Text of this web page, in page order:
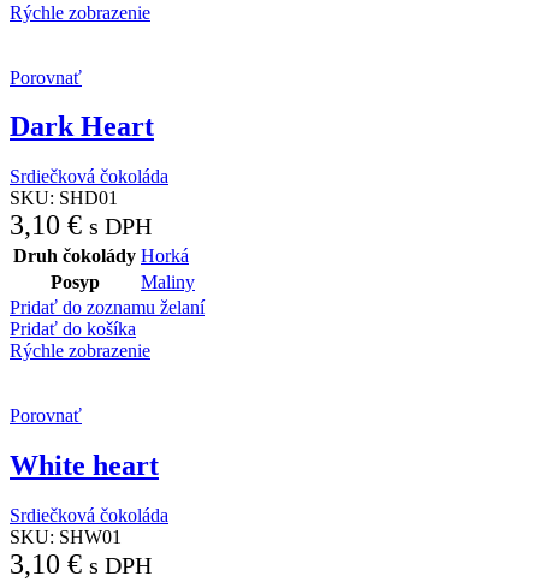
Rýchle zobrazenie
Porovnať
Dark Heart
Srdiečková čokoláda
SKU: SHD01
3,10 € s DPH
Druh čokolády Horká
Posyp
Maliny
Pridať do zoznamu želaní
Pridať do košíka
Rýchle zobrazenie
Porovnať
White heart
Srdiečková čokoláda
SKU: SHW01
3,10 € s DPH